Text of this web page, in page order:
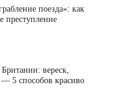
поезда»: как
преступление
вереск,
5 способов красиво